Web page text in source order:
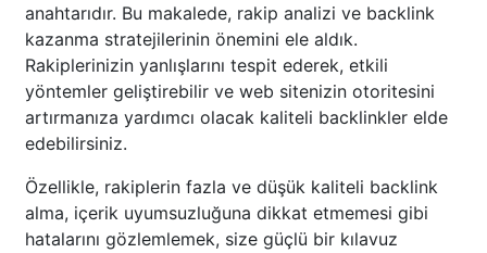
anahtarıdır. Bu makalede, rakip analizi ve backlink
kazanma stratejilerinin önemini ele aldık.
Rakiplerinizin yanlışlarını tespit ederek, etkili
yöntemler geliştirebilir ve web sitenizin otoritesini
artırmanıza yardımcı olacak kaliteli backlinkler elde
edebilirsiniz.
Özellikle, rakiplerin fazla ve düşük kaliteli backlink
alma, içerik uyumsuzluğuna dikkat etmemesi gibi
hatalarını gözlemlemek, size güçlü bir kılavuz